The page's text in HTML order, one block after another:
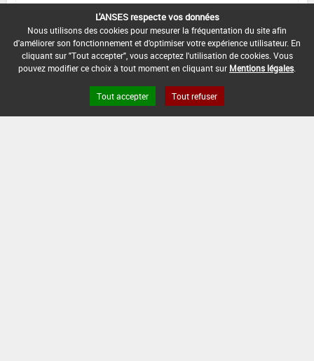
DATE DE FIN DE DISTRIBUTION :
30/05/2008
DATE DE FIN D'UTILISATION :
13/12/2008
L'ANSES respecte vos données
Nous utilisons des cookies pour mesurer la fréquentation du site afin
d'améliorer son fonctionnement et d'optimiser votre expérience utilisateur. En
cliquant sur "Tout accepter", vous acceptez l'utilisation de cookies. Vous
pouvez modifier ce choix à tout moment en cliquant sur Mentions légales
Tout accepter Tout refuser